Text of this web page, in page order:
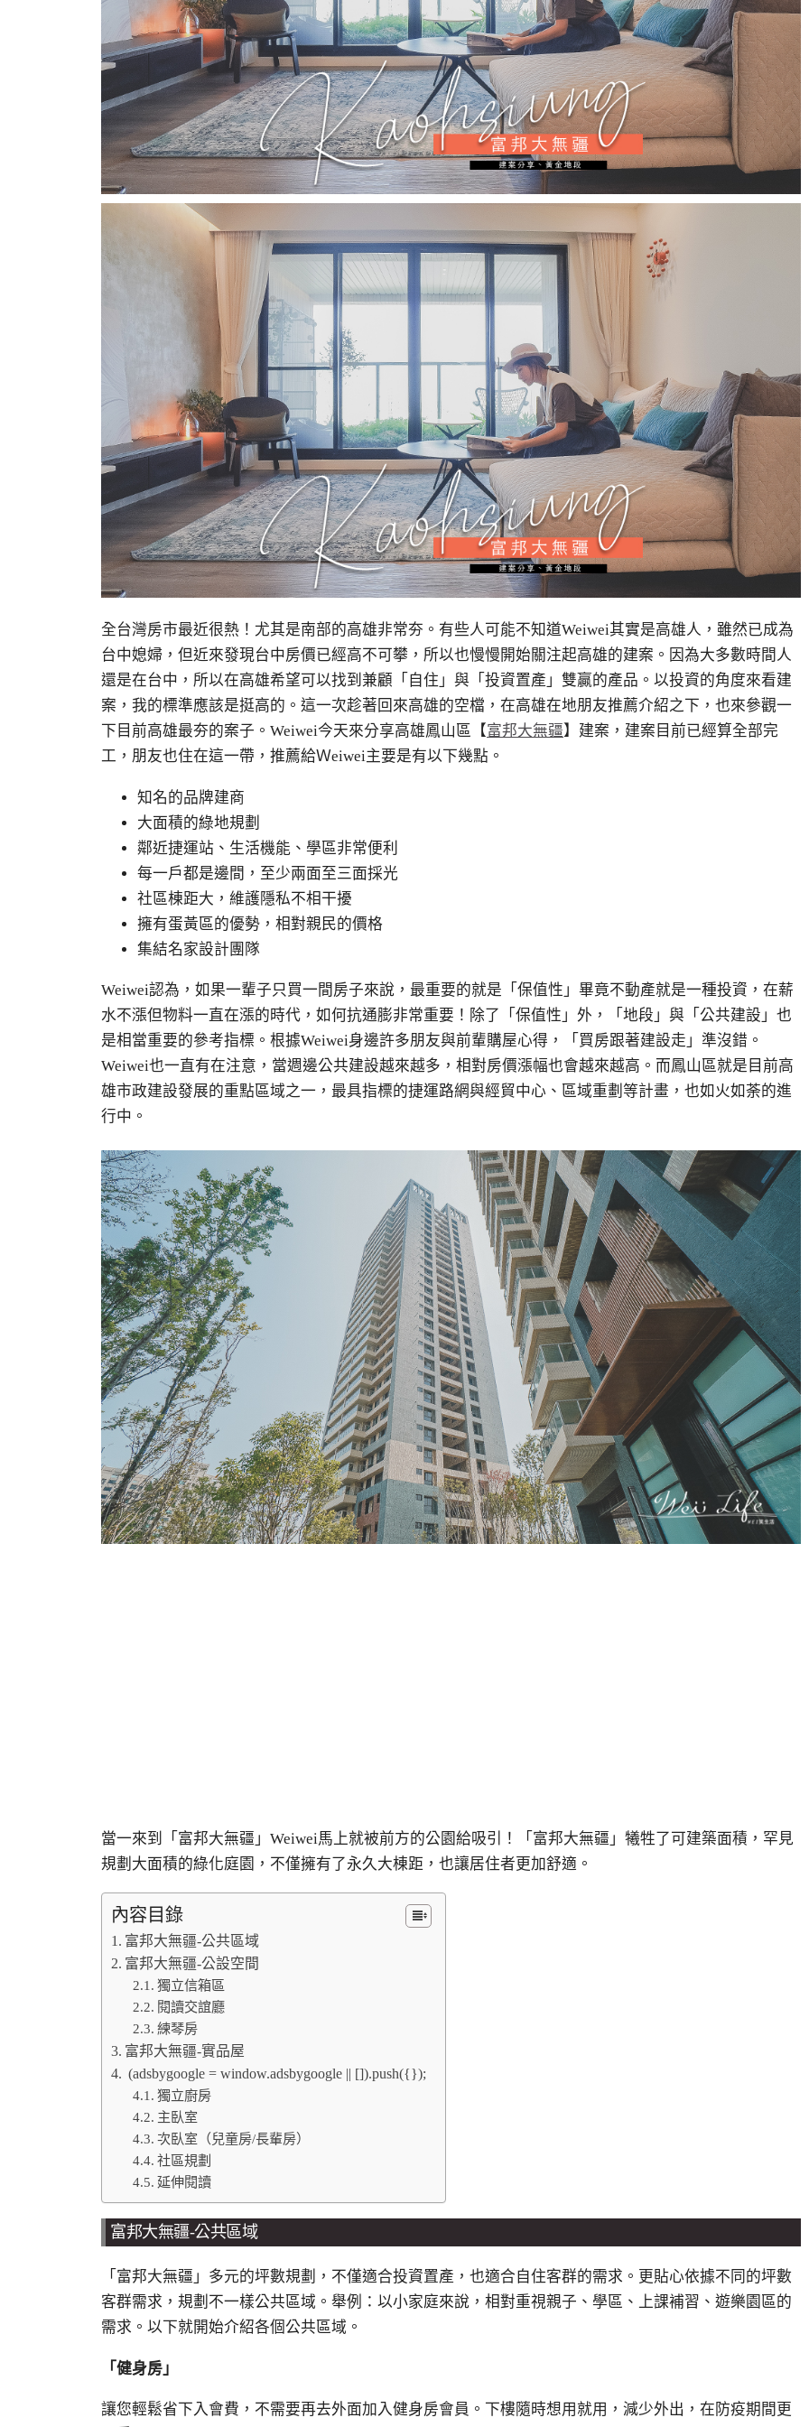
全台灣房市最近很熱！尤其是南部的高雄非常夯。有些人可能不知道Weiwei其實是高雄人，雖然已成為
台中媳婦，但近來發現台中房價已經高不可攀，所以也慢慢開始關注起高雄的建案。因為大多數時間人
還是在台中，所以在高雄希望可以找到兼顧「自住」與「投資置產」雙贏的產品。以投資的角度來看建
案，我的標準應該是挺高的。這一次趁著回來高雄的空檔，在高雄在地朋友推薦介紹之下，也來參觀一
下目前高雄最夯的案子。Weiwei今天來分享高雄鳳山區【富邦大無疆】建案，建案目前已經算全部完
工，朋友也住在這一帶，推薦給Ｗeiwei主要是有以下幾點。
知名的品牌建商
大面積的綠地規劃
鄰近捷運站、生活機能、學區非常便利
每一戶都是邊間，至少兩面至三面採光
社區棟距大，維護隱私不相干擾
擁有蛋黃區的優勢，相對親民的價格
集結名家設計團隊
Weiwei認為，如果一輩子只買一間房子來說，最重要的就是「保值性」畢竟不動產就是一種投資，在薪
水不漲但物料一直在漲的時代，如何抗通膨非常重要！除了「保值性」外，「地段」與「公共建設」也
是相當重要的參考指標。根據Weiwei身邊許多朋友與前輩購屋心得，「買房跟著建設走」準沒錯。
Weiwei也一直有在注意，當週邊公共建設越來越多，相對房價漲幅也會越來越高。而鳳山區就是目前高
雄市政建設發展的重點區域之一，最具指標的捷運路網與經貿中心、區域重劃等計畫，也如火如荼的進
行中。
當一來到「富邦大無疆」Weiwei馬上就被前方的公園給吸引！「富邦大無疆」犧牲了可建築面積，罕見
規劃大面積的綠化庭園，不僅擁有了永久大棟距，也讓居住者更加舒適。
內容目錄
富邦大無疆-公共區域
富邦大無疆-公設空間
獨立信箱區
閱讀交誼廳
練琴房
富邦大無疆-實品屋
(adsbygoogle = window.adsbygoogle || []).push({});
獨立廚房
主臥室
次臥室（兒童房/長輩房）
社區規劃
延伸閱讀
富邦大無疆-公共區域
「富邦大無疆」多元的坪數規劃，不僅適合投資置產，也適合自住客群的需求。更貼心依據不同的坪數
客群需求，規劃不一樣公共區域。舉例：以小家庭來說，相對重視親子、學區、上課補習、遊樂園區的
需求。以下就開始介紹各個公共區域。
「健身房」
讓您輕鬆省下入會費，不需要再去外面加入健身房會員。下樓隨時想用就用，減少外出，在防疫期間更